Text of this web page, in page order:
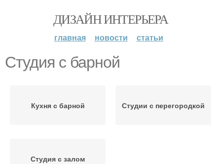
ДИЗАЙН ИНТЕРЬЕРА
главная новости статьи
Студия с барной
Кухня с барной Студии с перегородкой
Студия с залом